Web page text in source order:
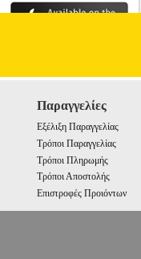
Παραγγελίες
Εξέλιξη Παραγγελίας
Τρόποι Παραγγελίας
Τρόποι Πληρωμής
Τρόποι Αποστολής
Επιστροφές Προιόντων